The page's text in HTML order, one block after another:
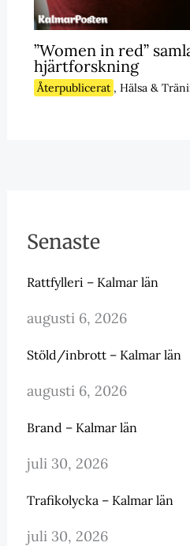
”Women in red”
hjärtforskning
Återpublicerat , Hälsa &
Senaste
Rattfylleri – Kalmar län
augusti 6, 2026
Stöld/inbrott – Kalmar län
augusti 6, 2026
Brand – Kalmar län
juli 30, 2026
Trafikolycka – Kalmar län
juli 30, 2026